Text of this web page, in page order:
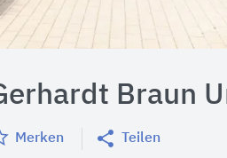
Braun
Merken Teilen